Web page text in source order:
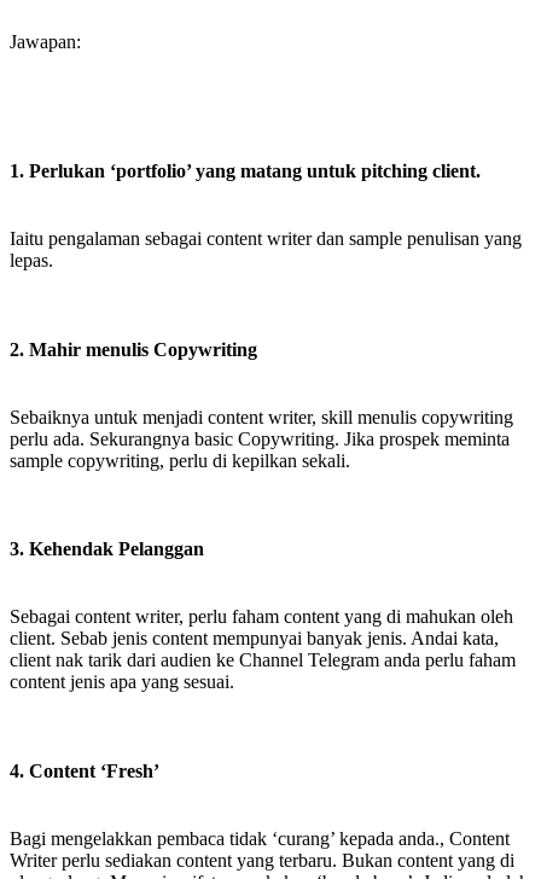
Jawapan:
1. Perlukan ‘portfolio’ yang matang untuk pitching client.
Iaitu pengalaman sebagai content writer dan sample penulisan yang
lepas.
2. Mahir menulis Copywriting
Sebaiknya untuk menjadi content writer, skill menulis copywriting
perlu ada. Sekurangnya basic Copywriting. Jika prospek meminta
sample copywriting, perlu di kepilkan sekali.
3. Kehendak Pelanggan
Sebagai content writer, perlu faham content yang di mahukan oleh
client. Sebab jenis content mempunyai banyak jenis. Andai kata,
client nak tarik dari audien ke Channel Telegram anda perlu faham
content jenis apa yang sesuai.
4. Content ‘Fresh’
Bagi mengelakkan pembaca tidak ‘curang’ kepada anda., Content
Writer perlu sediakan content yang terbaru. Bukan content yang di